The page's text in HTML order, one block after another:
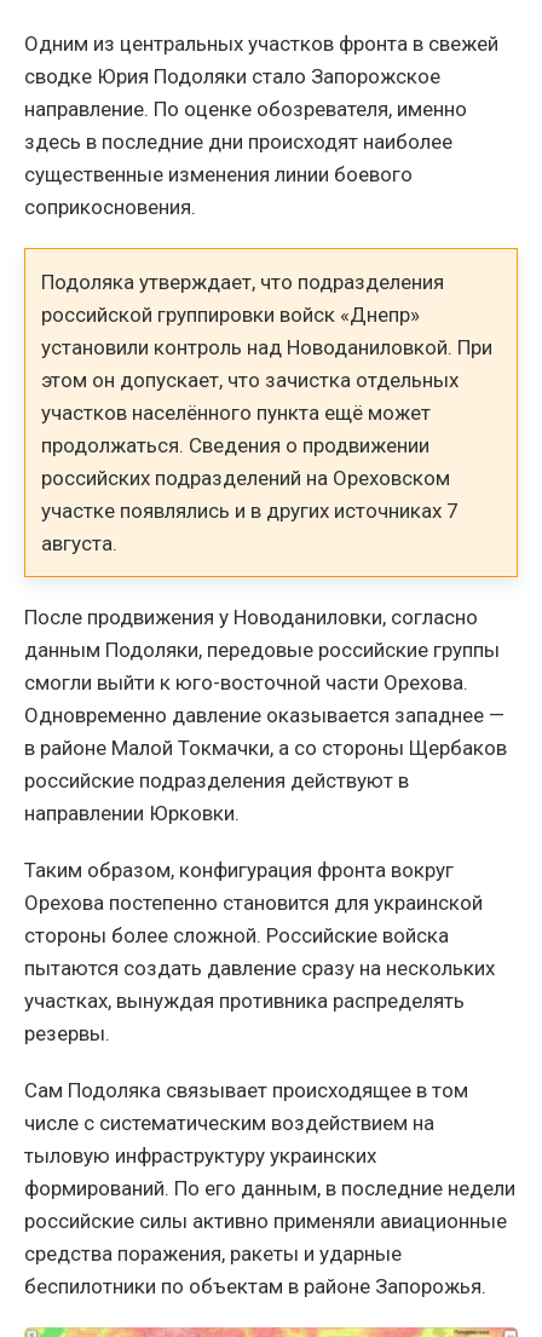
Одним из центральных участков фронта в свежей
сводке Юрия Подоляки стало Запорожское
направление. По оценке обозревателя, именно
здесь в последние дни происходят наиболее
существенные изменения линии боевого
соприкосновения.
Подоляка утверждает, что подразделения
российской группировки войск «Днепр»
установили контроль над Новоданиловкой. При
этом он допускает, что зачистка отдельных
участков населённого пункта ещё может
продолжаться. Сведения о продвижении
российских подразделений на Ореховском
участке появлялись и в других источниках 7
августа.
После продвижения у Новоданиловки, согласно
данным Подоляки, передовые российские группы
смогли выйти к юго-восточной части Орехова.
Одновременно давление оказывается западнее —
в районе Малой Токмачки, а со стороны Щербаков
российские подразделения действуют в
направлении Юрковки.
Таким образом, конфигурация фронта вокруг
Орехова постепенно становится для украинской
стороны более сложной. Российские войска
пытаются создать давление сразу на нескольких
участках, вынуждая противника распределять
резервы.
Сам Подоляка связывает происходящее в том
числе с систематическим воздействием на
тыловую инфраструктуру украинских
формирований. По его данным, в последние недели
российские силы активно применяли авиационные
средства поражения, ракеты и ударные
беспилотники по объектам в районе Запорожья.